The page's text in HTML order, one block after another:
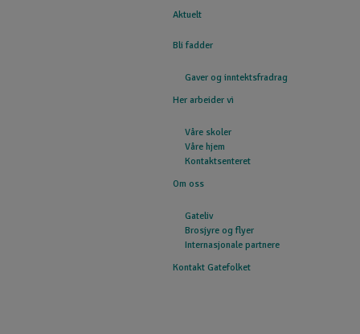
Aktuelt
Bli fadder
Gaver og inntektsfradrag
Her arbeider vi
Våre skoler
Våre hjem
Kontaktsenteret
Om oss
Gateliv
Brosjyre og flyer
Internasjonale partnere
Kontakt Gatefolket